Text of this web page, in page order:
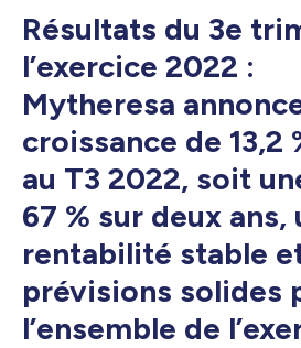
Résultats du 3e
l’exercice 2022 :
Mytheresa
croissance de 13,2
au T3 2022, soit
67 % sur deux ans,
rentabilité stable
prévisions solides
l’ensemble de